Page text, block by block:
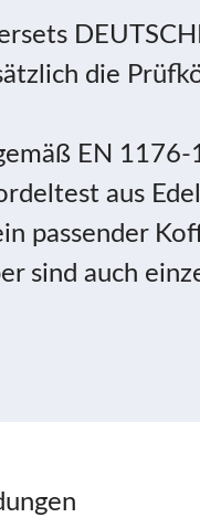
die
EN 1176-
aus
passender
sind auch